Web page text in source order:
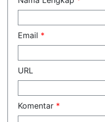
Email *
URL
Komentar *